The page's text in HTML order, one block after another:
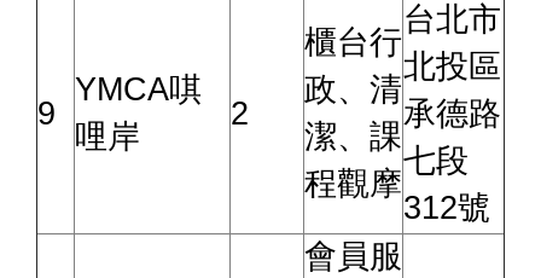
9
YMCA唭
哩岸
2
櫃台行
政、清
潔、課
程觀摩
台北市
北投區
承德路
七段
312號
會員服